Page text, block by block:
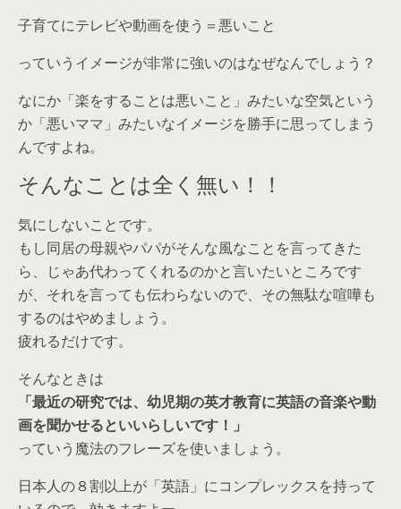
子育てにテレビや動画を使う＝悪いこと
っていうイメージが非常に強いのはなぜなんでしょう？
なにか「楽をすることは悪いこと」みたいな空気という
か「悪いママ」みたいなイメージを勝手に思ってしまう
んですよね。
そんなことは全く無い！！
気にしないことです。
もし同居の母親やパパがそんな風なことを言ってきた
ら、じゃあ代わってくれるのかと言いたいところです
が、それを言っても伝わらないので、その無駄な喧嘩も
するのはやめましょう。
疲れるだけです。
そんなときは
「最近の研究では、幼児期の英才教育に英語の音楽や動
画を聞かせるといいらしいです！」
っていう魔法のフレーズを使いましょう。
日本人の８割以上が「英語」にコンプレックスを持って